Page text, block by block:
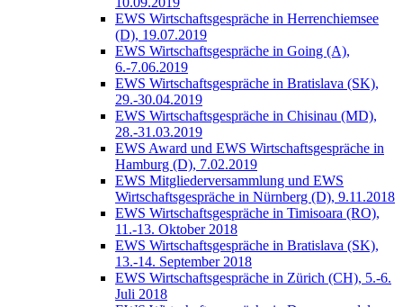
EWS Wirtschaftsgespräche in Herrenchiemsee
(D), 19.07.2019
EWS Wirtschaftsgespräche in Going (A),
6.-7.06.2019
EWS Wirtschaftsgespräche in Bratislava (SK),
29.-30.04.2019
EWS Wirtschaftsgespräche in Chisinau (MD),
28.-31.03.2019
EWS Award und EWS Wirtschaftsgespräche in
Hamburg (D), 7.02.2019
EWS Mitgliederversammlung und EWS
Wirtschaftsgespräche in Nürnberg (D), 9.11.2018
EWS Wirtschaftsgespräche in Timisoara (RO),
11.-13. Oktober 2018
EWS Wirtschaftsgespräche in Bratislava (SK),
13.-14. September 2018
EWS Wirtschaftsgespräche in Zürich (CH), 5.-6.
Juli 2018